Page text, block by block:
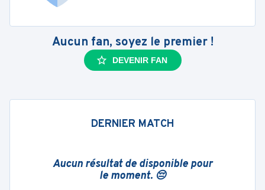
Aucun fan, soyez le premier !
DEVENIR FAN
DERNIER MATCH
Aucun résultat de disponible pour
le moment. 😔